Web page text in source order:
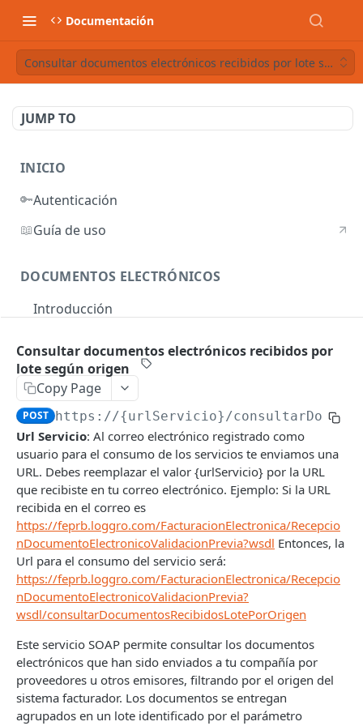
Documentación
Consultar documentos electrónicos recibidos por lote según
JUMP TO
INICIO
🔑Autenticación
📖Guía de uso
DOCUMENTOS ELECTRÓNICOS
Introducción
Facturación Electrónica
Introducción
Autenticación
Consultar información de resolución DIAN
POST
Generar Documento Electrónico POST
Generar Documentos Electrónicos
masivamente
Consultar Información Documento Electrónico
Consultar Información Documento Electrónico
por ID
Consultar Información Básica de Documentos
Electrónicos masivamente
Consultar Información Básica de Documentos
Electrónicos masivamente por ID
Consultar documentos electrónicos recibidos por
lote según origen
Copy Page
POST https://{urlServicio}/
Url Servicio: Al correo electrónico registrado como
usuario para el consumo de los servicios te enviamos una
URL. Debes reemplazar el valor {urlServicio} por la URL
que recibiste en tu correo electrónico. Ejemplo: Si la URL
recibida en el correo es
https://feprb.loggro.com/FacturacionElectronica/Recepcio
nDocumentoElectronicoValidacionPrevia?wsdl Entonces, la
Url para el consumo del servicio será:
https://feprb.loggro.com/FacturacionElectronica/Recepcio
nDocumentoElectronicoValidacionPrevia?
wsdl/consultarDocumentosRecibidosLotePorOrigen
Este servicio SOAP permite consultar los documentos
electrónicos que han sido enviados a tu compañía por
proveedores u otros emisores, filtrando por el origen del
sistema facturador. Los documentos se entregan
agrupados en un lote identificado por el parámetro